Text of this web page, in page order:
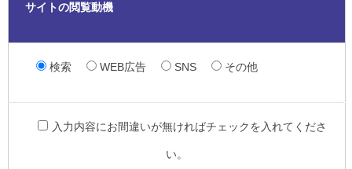
サイトの閲覧動機
検索 WEB広告 SNS その他
入力内容にお間違いが無ければチェックを入れてくださ
い。